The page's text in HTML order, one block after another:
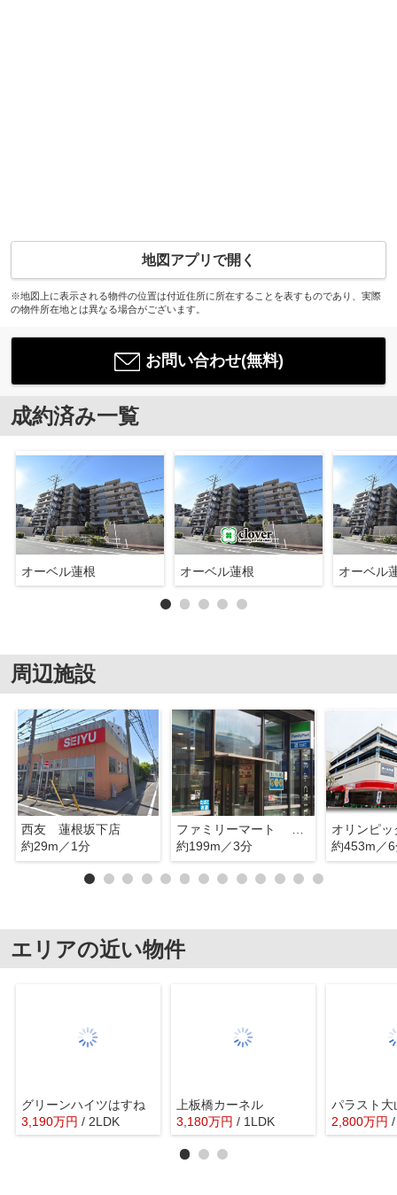
地図アプリで開く
※地図上に表示される物件の位置は付近住所に所在することを表すものであり、実際
の物件所在地とは異なる場合がございます。
お問い合わせ(無料)
成約済み一覧
オーベル蓮根 オーベル蓮根 オーベル
周辺施設
西友 蓮根坂下店
約29m／1分
ファミリーマート 坂下二丁目店
約199m／3分
約453m／
エリアの近い物件
グリーンハイツはすね
3,190万円 / 2LDK
上板橋カーネル
3,180万円 / 1LDK
パラスト大
2,800万円